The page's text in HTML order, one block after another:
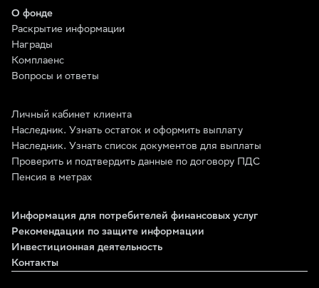
О фонде
Раскрытие информации
Награды
Комплаенс
Вопросы и ответы
Личный кабинет клиента
Наследник. Узнать остаток и оформить выплату
Наследник. Узнать список документов для выплаты
Проверить и подтвердить данные по договору ПДС
Пенсия в метрах
Информация для потребителей финансовых услуг
Рекомендации по защите информации
Инвестиционная деятельность
Контакты